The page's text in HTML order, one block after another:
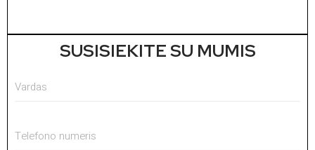
SUSISIEKITE SU MUMIS